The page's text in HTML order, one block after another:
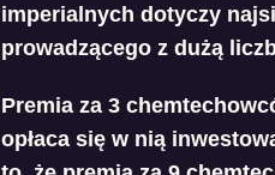
imperialnych dotyczy
prowadzącego z dużą
Premia za 3
opłaca się w nią